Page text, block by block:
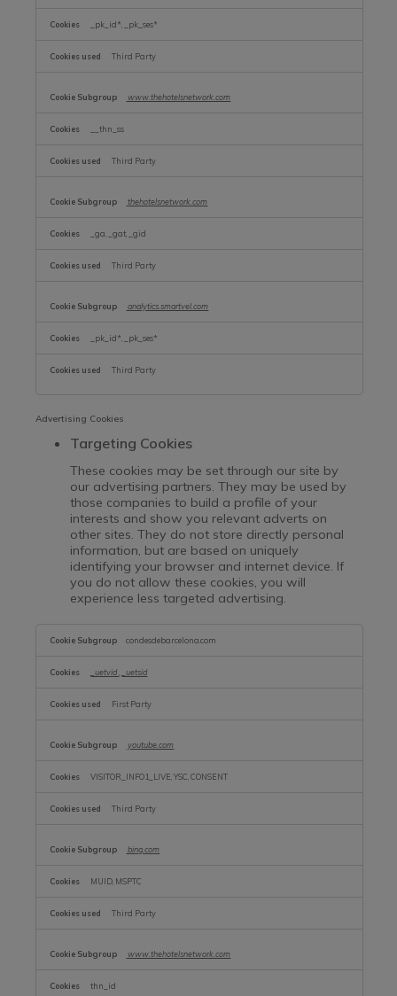
_pk_id*, _pk_ses*
Third Party
www.thehotelsnetwork.com
__thn_ss
Third Party
thehotelsnetwork.com
_ga, _gat, _gid
Third Party
analytics.smartvel.com
_pk_id*, _pk_ses*
Third Party
Advertising Cookies
Targeting Cookies
These cookies may be set through our site by
our advertising partners. They may be used by
those companies to build a profile of your
interests and show you relevant adverts on
other sites. They do not store directly personal
information, but are based on uniquely
identifying your browser and internet device. If
you do not allow these cookies, you will
experience less targeted advertising.
Cookies
condesdebarcelona.com
_uetvid _uetsid
First Party
youtube.com
VISITOR_INFO1_LIVE, YSC, CONSENT
Third Party
bing.com
MUID, MSPTC
Third Party
www.thehotelsnetwork.com
thn_id